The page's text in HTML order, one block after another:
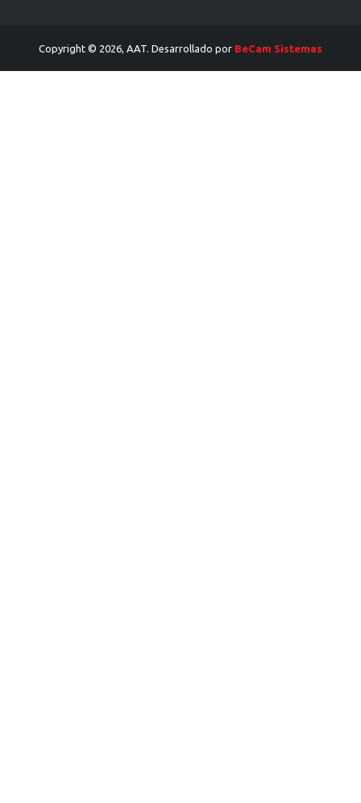
Copyright © 2026, AAT. Desarrollado por BeCam Sistemas